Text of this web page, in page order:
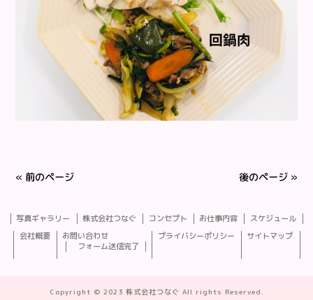
« 前のページ 後のページ »
写真ギャラリー 株式会社つなぐ コンセプト お仕事内容
スケジュール
会社概要
お問い合わせ
フォーム送信完了
プライバシーポリシー サイトマップ
Copyright © 2023 株式会社つなぐ All rights Reserved.